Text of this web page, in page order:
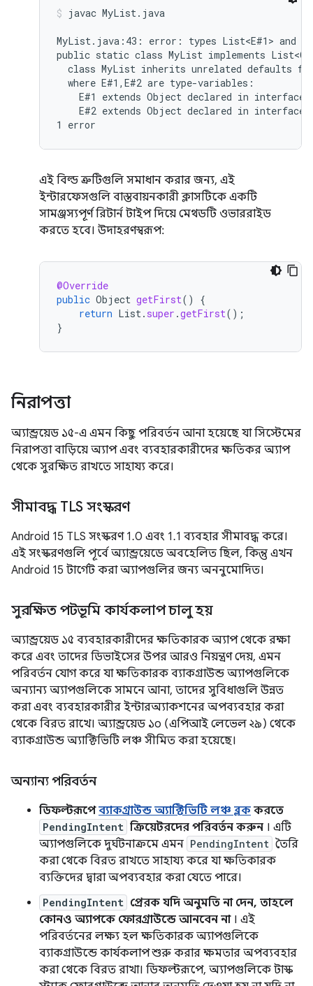
javac MyList.java
MyList.java:43: error: types List<E#1> and
public static class MyList implements
class MyList inherits unrelated defaults
  where E#1,E#2 are type-variables:
E#1 extends Object declared in interface
E#2 extends Object declared in interface
এই বিল্ড ত্রুটিগুলি সমাধান করার জন্য, এই
ইন্টারফেসগুলি বাস্তবায়নকারী ক্লাসটিকে একটি
সামঞ্জস্যপূর্ণ রিটার্ন টাইপ দিয়ে মেথডটি ওভাররাইড
করতে হবে। উদাহরণস্বরূপ:
@Override
public Object getFirst()
{
return List. super .getFirst();
}
নিরাপত্তা
অ্যান্ড্রয়েড ১৫-এ এমন কিছু পরিবর্তন আনা হয়েছে যা সিস্টেমের
নিরাপত্তা বাড়িয়ে অ্যাপ এবং ব্যবহারকারীদের ক্ষতিকর অ্যাপ
থেকে সুরক্ষিত রাখতে সাহায্য করে।
সীমাবদ্ধ TLS সংস্করণ
Android 15 TLS সংস্করণ 1.0 এবং 1.1 ব্যবহার সীমাবদ্ধ করে।
এই সংস্করণগুলি পূর্বে অ্যান্ড্রয়েডে অবহেলিত ছিল, কিন্তু এখন
Android 15 টার্গেট করা অ্যাপগুলির জন্য অননুমোদিত।
সুরক্ষিত পটভূমি কার্যকলাপ চালু হয়
অ্যান্ড্রয়েড ১৫ ব্যবহারকারীদের ক্ষতিকারক অ্যাপ থেকে রক্ষা
করে এবং তাদের ডিভাইসের উপর আরও নিয়ন্ত্রণ দেয়, এমন
পরিবর্তন যোগ করে যা ক্ষতিকারক ব্যাকগ্রাউন্ড অ্যাপগুলিকে
অন্যান্য অ্যাপগুলিকে সামনে আনা, তাদের সুবিধাগুলি উন্নত
করা এবং ব্যবহারকারীর ইন্টারঅ্যাকশনের অপব্যবহার করা
থেকে বিরত রাখে। অ্যান্ড্রয়েড ১০ (এপিআই লেভেল ২৯) থেকে
ব্যাকগ্রাউন্ড অ্যাক্টিভিটি লঞ্চ সীমিত করা হয়েছে।
অন্যান্য পরিবর্তন
ডিফল্টরূপেব্যাকগ্রাউন্ড অ্যাক্টিভিটি লঞ্চ ব্লক করতে
PendingIntent ক্রিয়েটরদের পরিবর্তন করুন । এটি
অ্যাপগুলিকে দুর্ঘটনাক্রমে এমন PendingIntent তৈরি
করা থেকে বিরত রাখতে সাহায্য করে যা ক্ষতিকারক
ব্যক্তিদের দ্বারা অপব্যবহার করা যেতে পারে।
PendingIntent প্রেরক যদি অনুমতি না দেন, তাহলে
কোনও অ্যাপকে ফোরগ্রাউন্ডে আনবেন না। এই
পরিবর্তনের লক্ষ্য হল ক্ষতিকারক অ্যাপগুলিকে
ব্যাকগ্রাউন্ডে কার্যকলাপ শুরু করার ক্ষমতার অপব্যবহার
করা থেকে বিরত রাখা। ডিফল্টরূপে, অ্যাপগুলিকে টাস্ক